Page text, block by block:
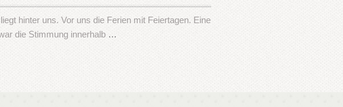
hinter uns. Vor uns die Ferien mit Feiertagen. Eine
die Stimmung innerhalb …